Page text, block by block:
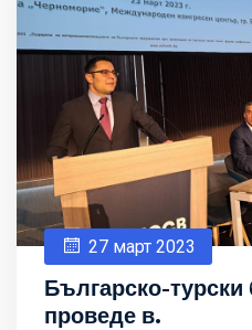
27 март 2023
Българско-
проведе в.